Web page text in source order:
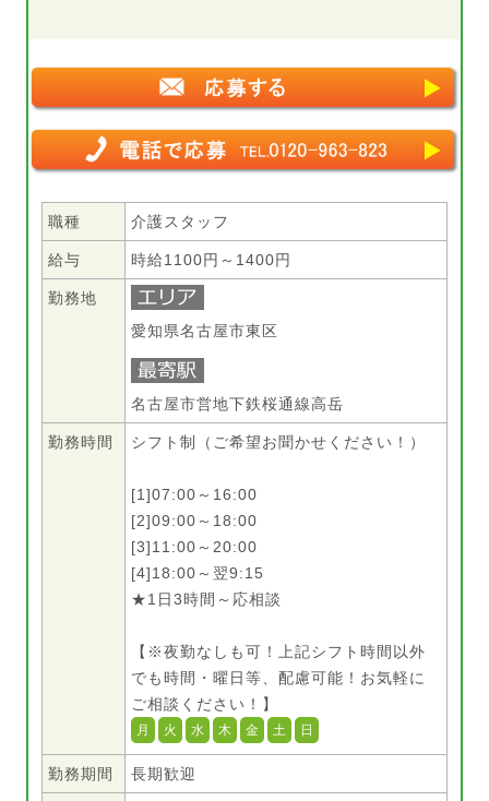
職種 介護スタッフ
給与 時給1100円～1400円
勤務地
愛知県名古屋市東区
名古屋市営地下鉄桜通線高岳
勤務時間 シフト制（ご希望お聞かせください！）
[1]07:00～16:00
[2]09:00～18:00
[3]11:00～20:00
[4]18:00～翌9:15
★1日3時間～応相談
【※夜勤なしも可！上記シフト時間以外
でも時間・曜日等、配慮可能！お気軽に
ご相談ください！】
月 火 水 木 金 土 日
勤務期間 長期歓迎